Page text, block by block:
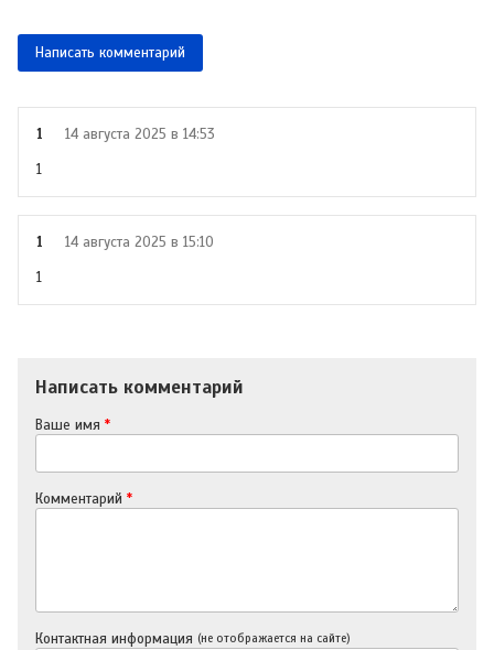
Написать комментарий
1
14 августа 2025 в 14:53
1
1
14 августа 2025 в 15:10
1
Написать комментарий
Ваше имя *
Комментарий *
Контактная информация (не отображается на сайте)